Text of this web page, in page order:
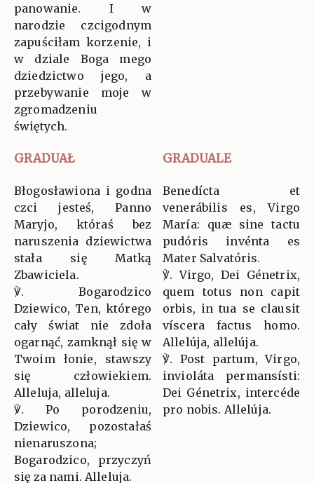
panowanie. I w
narodzie czcigodnym
zapuściłam korzenie, i
w dziale Boga mego
dziedzictwo jego, a
przebywanie moje w
zgromadzeniu
świętych.
GRADUAŁ GRADUALE
Błogosławiona i godna
czci jesteś, Panno
Maryjo, któraś bez
naruszenia dziewictwa
stała się Matką
Zbawiciela.
℣. Bogarodzico
Dziewico, Ten, którego
cały świat nie zdoła
ogarnąć, zamknął się w
Twoim łonie, stawszy
się człowiekiem.
Alleluja, alleluja.
℣. Po porodzeniu,
Dziewico, pozostałaś
nienaruszona;
Bogarodzico, przyczyń
się za nami. Alleluja.
Benedícta et
venerábilis es, Virgo
María: quæ sine tactu
pudóris invénta es
Mater Salvatóris.
℣. Virgo, Dei Génetrix,
quem totus non capit
orbis, in tua se clausit
víscera factus homo.
Allelúja, allelúja.
℣. Post partum, Virgo,
invioláta permansísti:
Dei Génetrix, intercéde
pro nobis. Allelúja.